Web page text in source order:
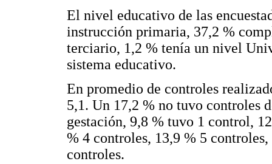
El nivel educativo de las
instrucción primaria, 37,2 %
terciario, 1,2 % tenía un nivel
sistema educativo.
En promedio de controles
5,1. Un 17,2 % no tuvo controles
gestación, 9,8 % tuvo 1 control,
% 4 controles, 13,9 % 5
controles.